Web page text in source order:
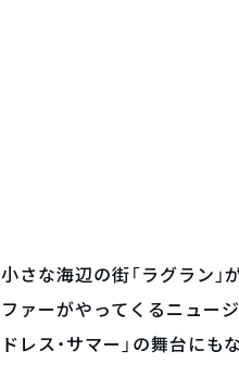
小さな海辺の街「ラグラン
ファーがやってくるニュー
ドレス・サマー」の舞台に